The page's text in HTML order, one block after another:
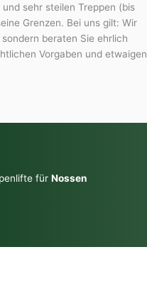
sehr steilen Treppen (bis
Grenzen. Bei uns gilt: Wir
beraten Sie ehrlich
Vorgaben und etwaigen
für Nossen